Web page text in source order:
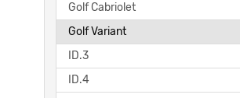
Golf Cabriolet
Golf Variant
ID.3
ID.4